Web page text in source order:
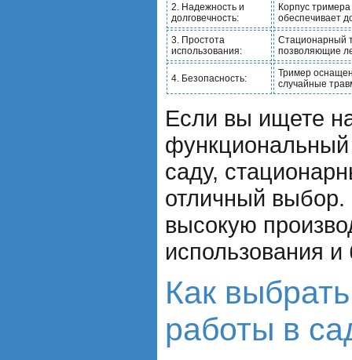
2. Надежность и
долговечность:
Корпус
обеспечивает
3. Простота
использования:
Стационарный
позволяющие
4. Безопасность:
Тример
случайные
Если вы ищете
саду,
отличный выбор.
высокую
использования и
Как
работы в